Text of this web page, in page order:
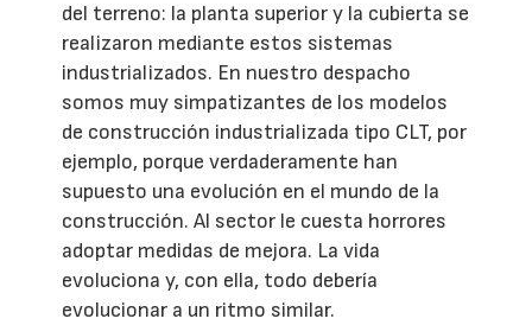
del terreno: la planta superior y la cubierta se
realizaron mediante estos sistemas
industrializados. En nuestro despacho
somos muy simpatizantes de los modelos
de construcción industrializada tipo CLT, por
ejemplo, porque verdaderamente han
supuesto una evolución en el mundo de la
construcción. Al sector le cuesta horrores
adoptar medidas de mejora. La vida
evoluciona y, con ella, todo debería
evolucionar a un ritmo similar.